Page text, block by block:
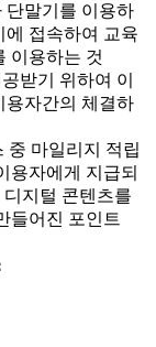
말기를 이용하
에 접속하여 교육
이용하는 것
받기 위하여 이
용자간의 체결하
중 마일리지 적립
용자에게 지급되
디지털 콘텐츠를
들어진 포인트